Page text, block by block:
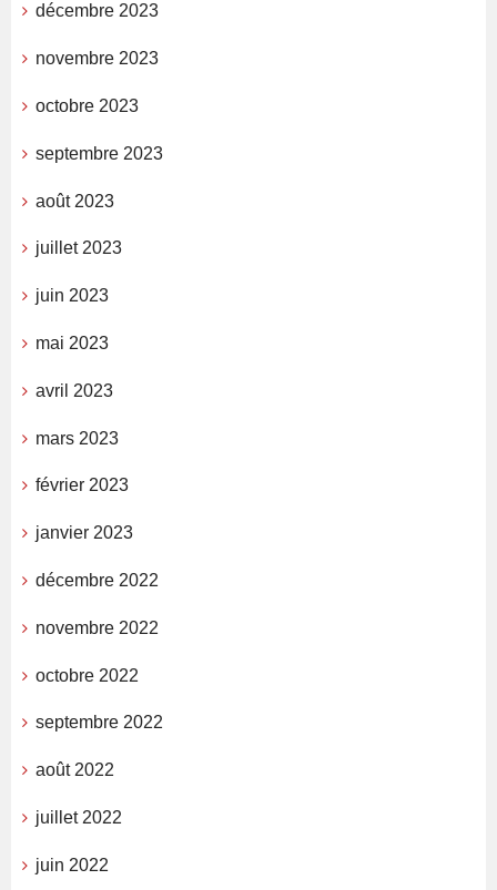
décembre 2023
novembre 2023
octobre 2023
septembre 2023
août 2023
juillet 2023
juin 2023
mai 2023
avril 2023
mars 2023
février 2023
janvier 2023
décembre 2022
novembre 2022
octobre 2022
septembre 2022
août 2022
juillet 2022
juin 2022